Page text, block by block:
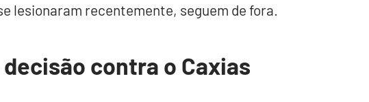
lesionaram recentemente, seguem de fora.
contra o Caxias